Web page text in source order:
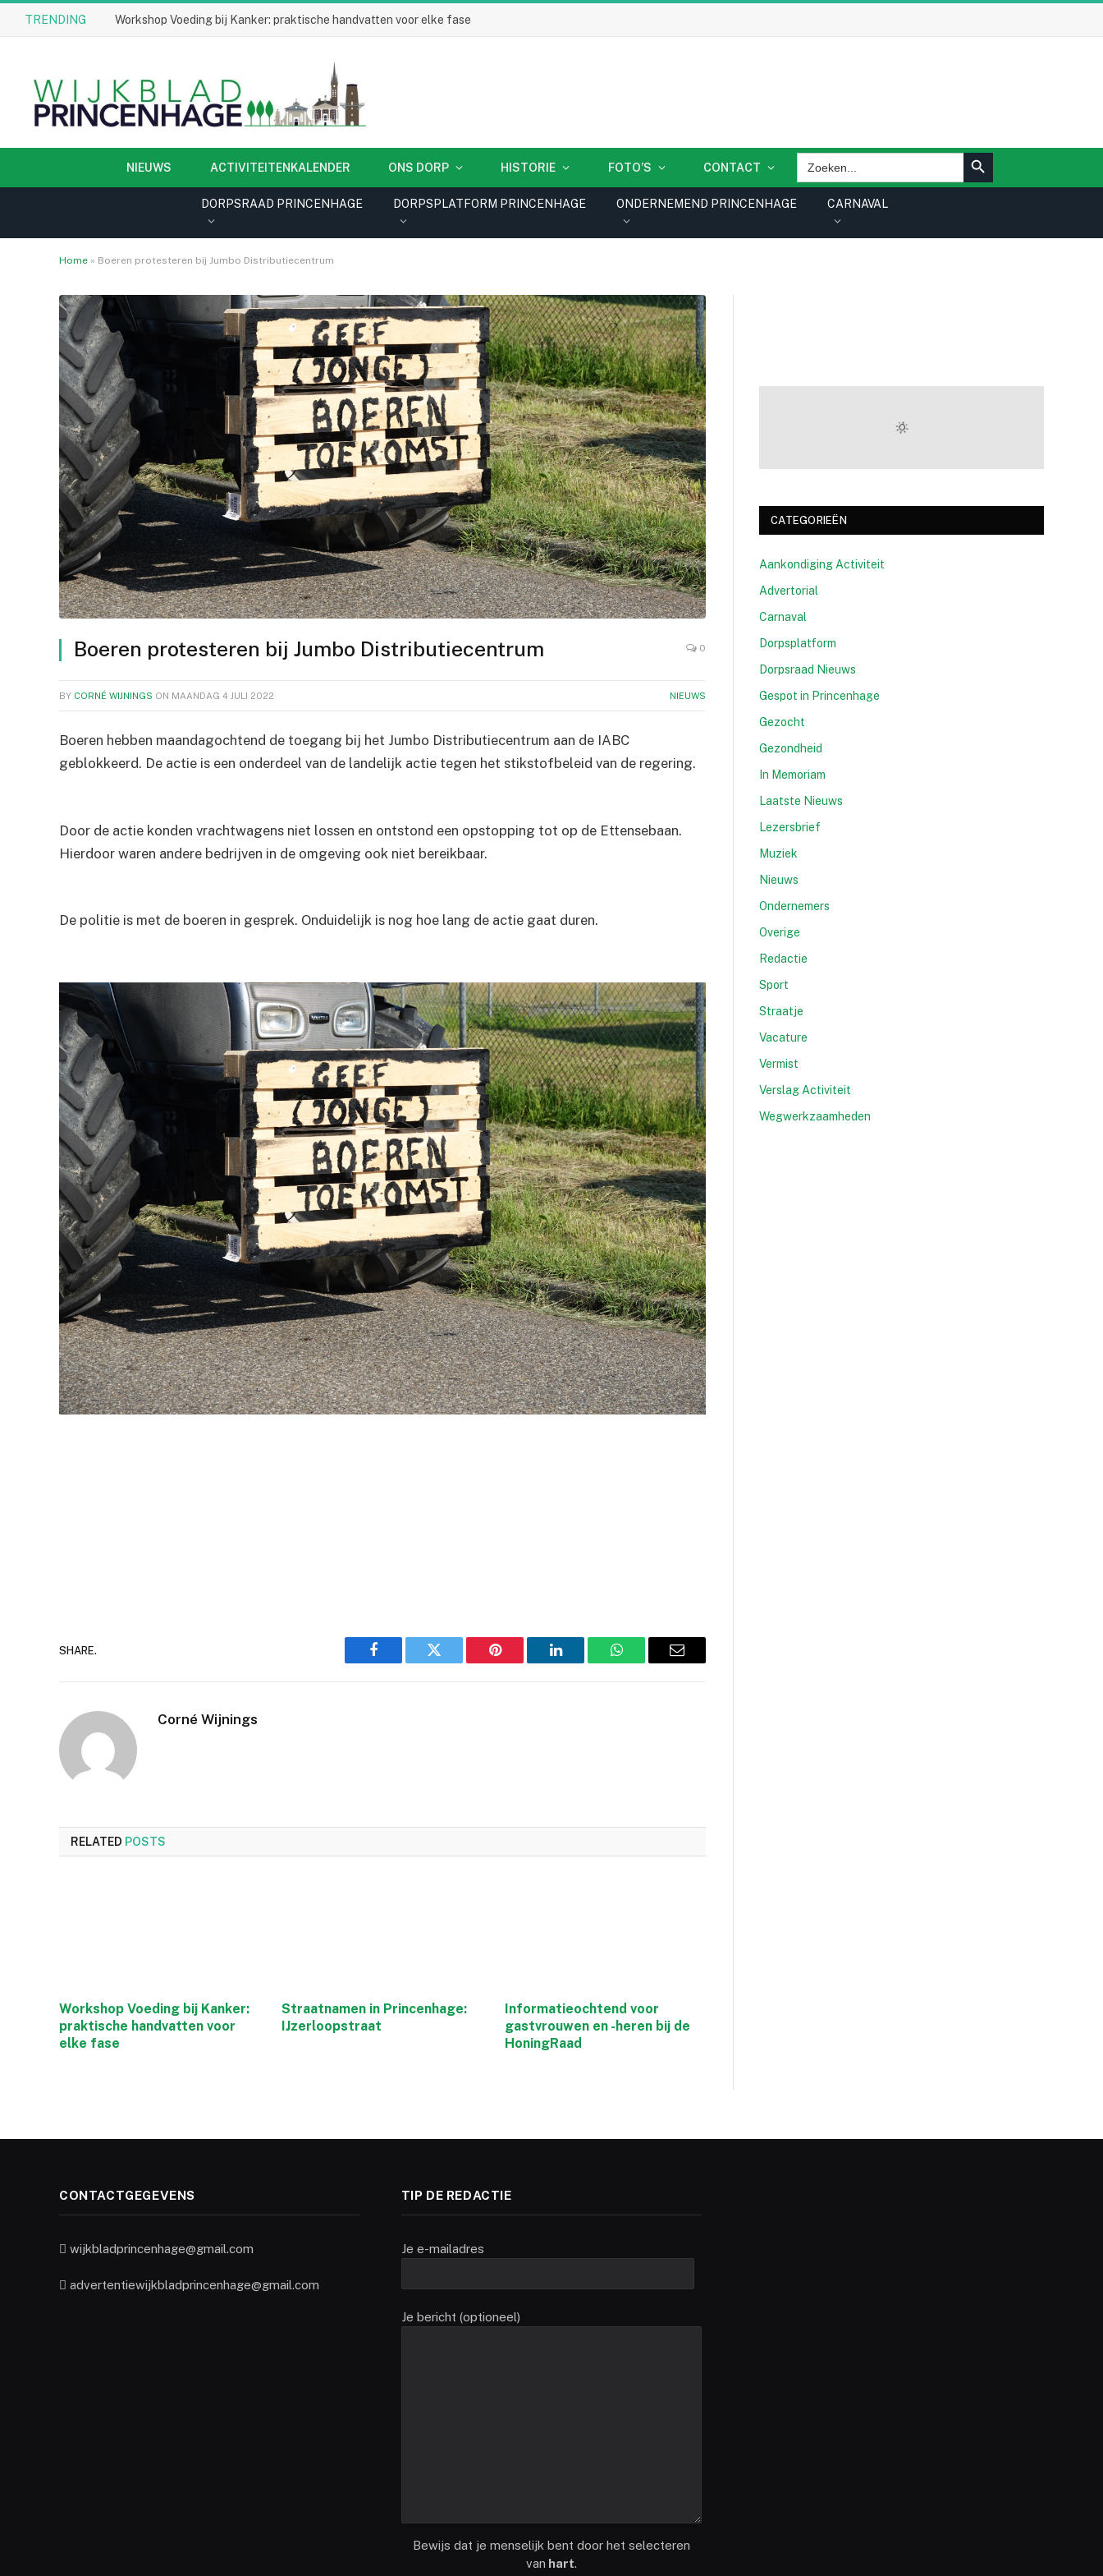
TRENDING Workshop Voeding bij Kanker: praktische handvatten voor elke fase
NIEUWS ACTIVITEITENKALENDER ONS DORP HISTORIE FOTO’S CONTACT
Zoek
naar:
ZOEKKNOP
DORPSRAAD PRINCENHAGE DORPSPLATFORM PRINCENHAGE ONDERNEMEND PRINCENHAGE CARNAVAL
Home » Boeren protesteren bij Jumbo Distributiecentrum
Boeren protesteren bij Jumbo Distributiecentrum 0
BY CORNÉ WIJNINGS ON MAANDAG 4 JULI 2022 NIEUWS
Boeren hebben maandagochtend de toegang bij het Jumbo Distributiecentrum aan de IABC
geblokkeerd. De actie is een onderdeel van de landelijk actie tegen het stikstofbeleid van de regering.
Door de actie konden vrachtwagens niet lossen en ontstond een opstopping tot op de Ettensebaan.
Hierdoor waren andere bedrijven in de omgeving ook niet bereikbaar.
De politie is met de boeren in gesprek. Onduidelijk is nog hoe lang de actie gaat duren.
SHARE.
Facebook Twitter Pinterest LinkedIn WhatsAppEmail
Corné Wijnings
RELATED POSTS
Workshop Voeding bij Kanker:
praktische handvatten voor
elke fase
Straatnamen in Princenhage:
IJzerloopstraat
Informatieochtend voor
gastvrouwen en -heren bij de
HoningRaad
CATEGORIEËN
Aankondiging Activiteit
Advertorial
Carnaval
Dorpsplatform
Dorpsraad Nieuws
Gespot in Princenhage
Gezocht
Gezondheid
In Memoriam
Laatste Nieuws
Lezersbrief
Muziek
Nieuws
Ondernemers
Overige
Redactie
Sport
Straatje
Vacature
Vermist
Verslag Activiteit
Wegwerkzaamheden
CONTACTGEGEVENS
wijkbladprincenhage@gmail.com
advertentiewijkbladprincenhage@gmail.com
TIP DE REDACTIE
Je e-mailadres
Je bericht (optioneel)
Bewijs dat je menselijk bent door het selecteren
van hart.